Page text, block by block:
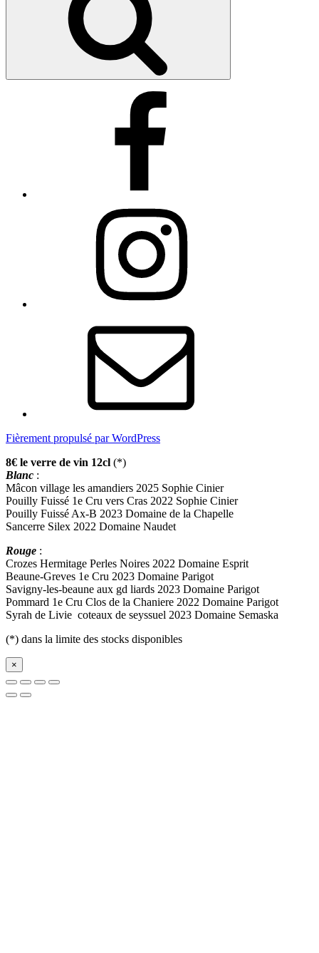
Fièrement propulsé par WordPress
8€ le verre de vin 12cl (*)
Blanc :
Mâcon village les amandiers 2025 Sophie Cinier
Pouilly Fuissé 1e Cru vers Cras 2022 Sophie Cinier
Pouilly Fuissé Ax-B 2023 Domaine de la Chapelle
Sancerre Silex 2022 Domaine Naudet
Rouge :
Crozes Hermitage Perles Noires 2022 Domaine Esprit
Beaune-Greves 1e Cru 2023 Domaine Parigot
Savigny-les-beaune aux gd liards 2023 Domaine Parigot
Pommard 1e Cru Clos de la Chaniere 2022 Domaine Parigot
Syrah de Livie coteaux de seyssuel 2023 Domaine Semaska
(*) dans la limite des stocks disponibles
×